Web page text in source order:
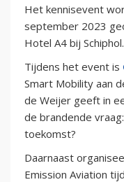
Het kennisevent
september 2023
Hotel A4 bij Schiphol.
Tijdens het event is
Smart Mobility aan
de Weijer geeft in
de brandende
toekomst?
Daarnaast
Emission Aviation